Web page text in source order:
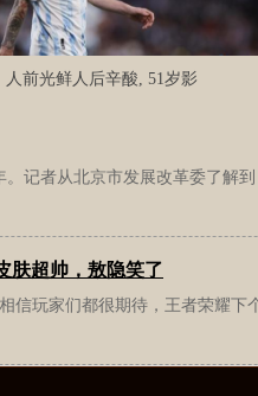
人前光鲜人后辛酸, 51岁影
记者从北京市发展改革委了解
肤超帅，敖隐笑了
信玩家们都很期待，王者荣耀